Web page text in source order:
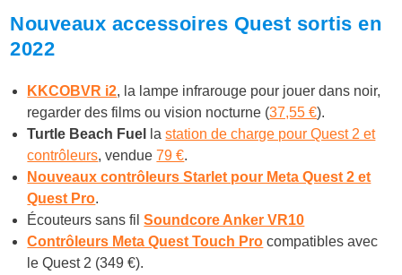
Nouveaux accessoires Quest sortis en
2022
KKCOBVR i2, la lampe infrarouge pour jouer dans noir,
regarder des films ou vision nocturne (37,55 €).
Turtle Beach Fuel
lastation de charge pour Quest 2 et
contrôleurs, vendue79 €.
Nouveaux contrôleurs Starlet pour Meta Quest 2 et
Quest Pro.
Écouteurs sans filSoundcore Anker VR10
Contrôleurs Meta Quest Touch Pro compatibles avec
le Quest 2 (349 €).